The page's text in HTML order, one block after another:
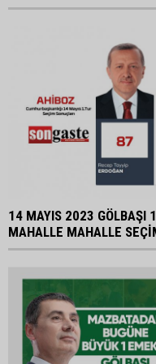
14 MAYIS 2023 GÖLBAŞI
MAHALLE MAHALLE